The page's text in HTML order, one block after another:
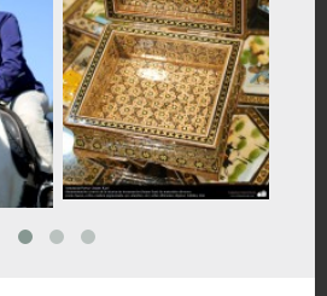
Artesanía- Jatam Kari